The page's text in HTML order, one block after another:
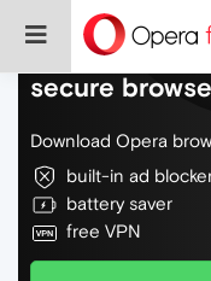
Do more on
secure
Download Opera
built-in ad
battery saver
free VPN